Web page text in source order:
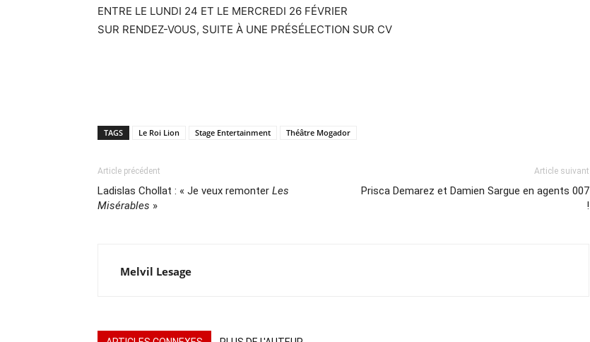
ENTRE LE LUNDI 24 ET LE MERCREDI 26 FÉVRIER
SUR RENDEZ-VOUS, SUITE À UNE PRÉSÉLECTION SUR CV
TAGS Le Roi Lion Stage Entertainment Théâtre Mogador
Article précédent
Ladislas Chollat : « Je veux remonter Les
Misérables »
Article suivant
Prisca Demarez et Damien Sargue en agents 007
!
Melvil Lesage